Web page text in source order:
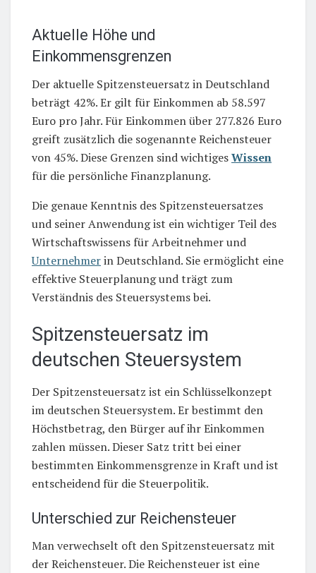
Aktuelle Höhe und
Einkommensgrenzen
Der aktuelle Spitzensteuersatz in Deutschland
beträgt 42%. Er gilt für Einkommen ab 58.597
Euro pro Jahr. Für Einkommen über 277.826 Euro
greift zusätzlich die sogenannte Reichensteuer
von 45%. Diese Grenzen sind wichtigesWissen
für die persönliche Finanzplanung.
Die genaue Kenntnis des Spitzensteuersatzes
und seiner Anwendung ist ein wichtiger Teil des
Wirtschaftswissens für Arbeitnehmer und
Unternehmerin Deutschland. Sie ermöglicht eine
effektive Steuerplanung und trägt zum
Verständnis des Steuersystems bei.
Spitzensteuersatz im
deutschen Steuersystem
Der Spitzensteuersatz ist ein Schlüsselkonzept
im deutschen Steuersystem. Er bestimmt den
Höchstbetrag, den Bürger auf ihr Einkommen
zahlen müssen. Dieser Satz tritt bei einer
bestimmten Einkommensgrenze in Kraft und ist
entscheidend für die Steuerpolitik.
Unterschied zur Reichensteuer
Man verwechselt oft den Spitzensteuersatz mit
der Reichensteuer. Die Reichensteuer ist eine